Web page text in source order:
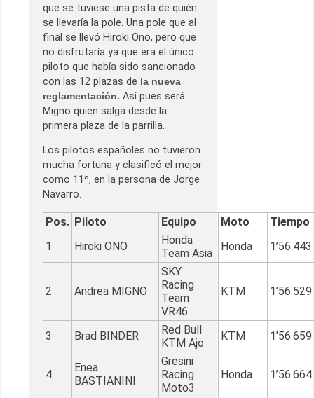
que se tuviese una pista de quién
se llevaría la pole. Una pole que al
final se llevó Hiroki Ono, pero que
no disfrutaría ya que era el único
piloto que había sido sancionado
con las 12 plazas de la nueva
reglamentación. Así pues será
Migno quien salga desde la
primera plaza de la parrilla.
Los pilotos españoles no tuvieron
mucha fortuna y clasificó el mejor
como 11º, en la persona de Jorge
Navarro.
Pos. Piloto Equipo Moto
Tiempo
1
Hiroki ONO
Honda
Team Asia
Honda 1’56.443
2 Andrea MIGNO
SKY
Racing
Team
VR46
KTM 1’56.529
3 Brad BINDER
Red Bull
KTM Ajo
KTM 1’56.659
4
Enea
BASTIANINI
Gresini
Racing
Moto3
Honda 1’56.664